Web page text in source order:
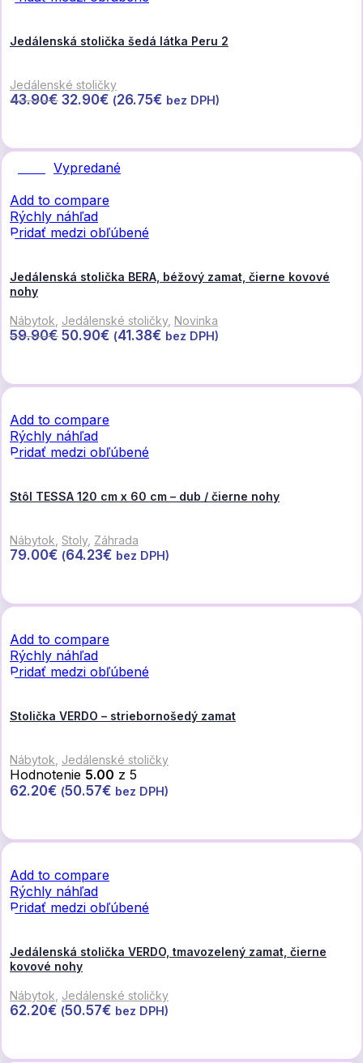
Jedálenská stolička šedá látka Peru 2
Jedálenské stoličky
43.90€ Pôvodná
43.90€.
32.90€ Aktuálna
32.90€.
(26.75€ bez DPH)
Vypredané
Add to compare
Rýchly náhľad
Pridať medzi obľúbené
Jedálenská stolička BERA, béžový zamat, čierne kovové
nohy
Nábytok Jedálenské stoličky, Novinka
59.90€ Pôvodná
59.90€.
50.90€ Aktuálna
50.90€.
(41.38€ bez DPH)
Add to compare
Rýchly náhľad
Pridať medzi obľúbené
Stôl TESSA 120 cm x 60 cm – dub / čierne nohy
Nábytok Stoly, Záhrada
79.00€ (64.23€ bez DPH)
Add to compare
Rýchly náhľad
Pridať medzi obľúbené
Stolička VERDO – striebornošedý zamat
Nábytok Jedálenské stoličky
Hodnotenie 5.00 z 5
62.20€ (50.57€ bez DPH)
Add to compare
Rýchly náhľad
Pridať medzi obľúbené
Jedálenská stolička VERDO, tmavozelený zamat, čierne
kovové nohy
Nábytok Jedálenské stoličky
62.20€ (50.57€ bez DPH)